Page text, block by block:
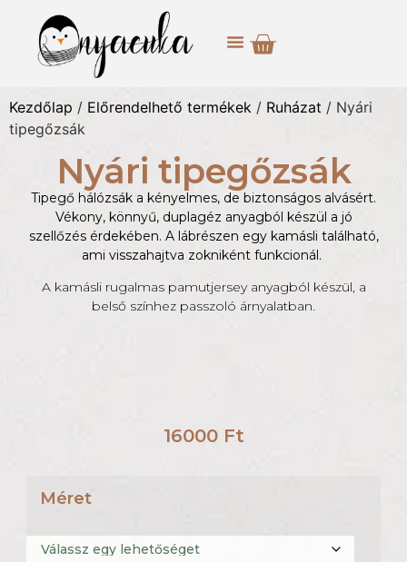
Kezdőlap / Előrendelhető termékek / Ruházat / Nyári
tipegőzsák
Nyári tipegőzsák
Tipegő hálózsák a kényelmes, de biztonságos alvásért.
Vékony, könnyű, duplagéz anyagból készül a jó
szellőzés érdekében. A lábrészen egy kamásli található,
ami visszahajtva zokniként funkcionál.
A kamásli rugalmas pamutjersey anyagból készül, a
belső színhez passzoló árnyalatban.
16000 Ft
Méret